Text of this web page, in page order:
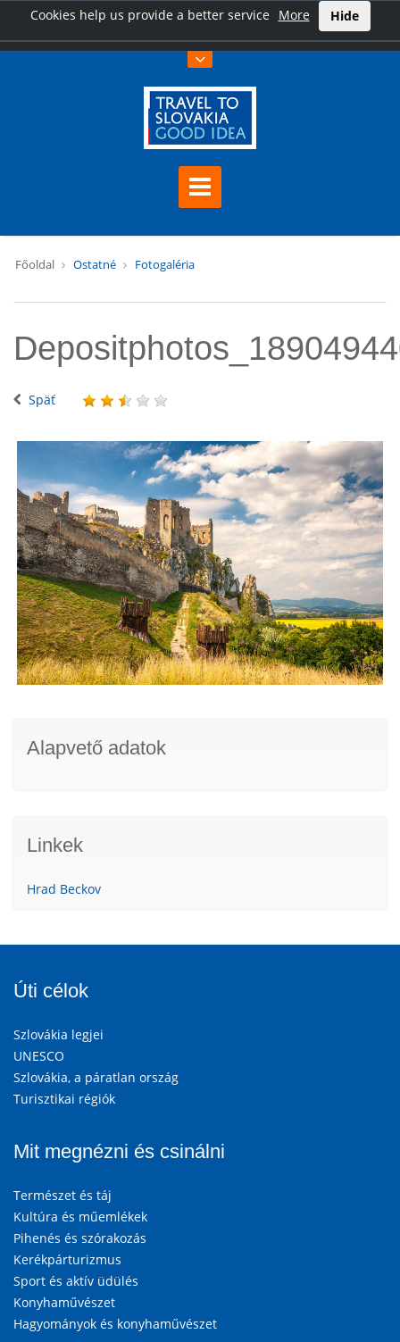
Cookies help us provide a better service More Hide
Főoldal Ostatné Fotogaléria
Späť
Alapvető adatok
Linkek
Hrad Beckov
Úti célok
Szlovákia legjei
UNESCO
Szlovákia, a páratlan ország
Turisztikai régiók
Mit megnézni és csinálni
Természet és táj
Kultúra és műemlékek
Pihenés és szórakozás
Kerékpárturizmus
Sport és aktív üdülés
Konyhaművészet
Hagyományok és konyhaművészet